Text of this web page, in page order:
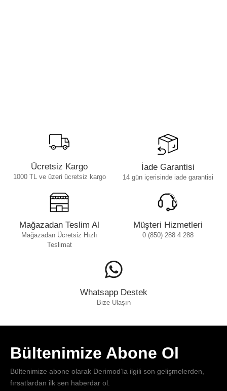
Ücretsiz Kargo
1000 TL ve üzeri ücretsiz kargo
İade Garantisi
14 gün içerisinde iade garantisi
Mağazadan Teslim Al
Mağazadan Ücretsiz Hızlı
Teslimat
Müşteri Hizmetleri
0 (850) 288 4 288
Whatsapp Destek
Bize Ulaşın
Bültenimize Abone Ol
Bültenimize abone olarak Derimod’la ilgili son gelişmelerden,
fırsatlardan ilk sen haberdar ol.